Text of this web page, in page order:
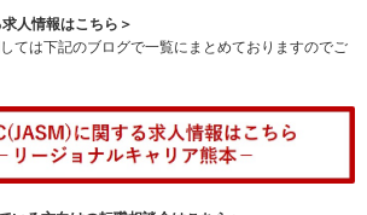
人情報はこちら＞
ては下記のブログで一覧にまとめておりますのでご